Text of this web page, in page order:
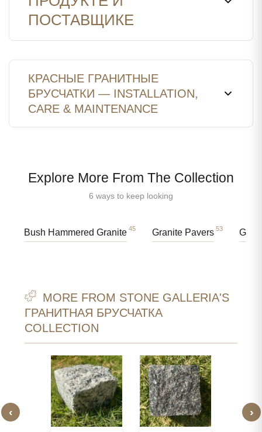
ПОСТАВЩИКЕ
КРАСНЫЕ ГРАНИТНЫЕ
БРУСЧАТКИ — INSTALLATION,
CARE & MAINTENANCE
Explore More From The Collection
6 ways to keep looking
Bush Hammered Granite 45 Granite Pavers 53
MORE FROM STONE GALLERIA'S
ГРАНИТНАЯ БРУСЧАТКА
COLLECTION
‹ ›